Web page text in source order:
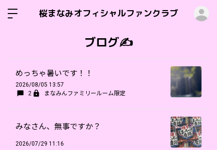
桜まなみオフィシャルファンクラブ
ブログ✍️
めっちゃ暑いです！！
2026/08/05 13:57
2
まなみんファミリールーム限定
みなさん、無事ですか？
2026/07/29 11:16